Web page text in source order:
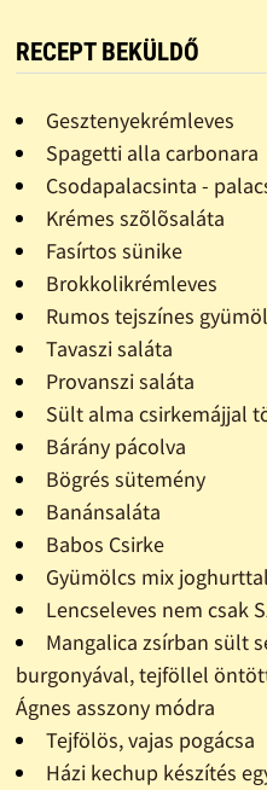
RECEPT BEKÜLDŐ
Gesztenyekrémleves
Spagetti alla carbonara
Csodapalacsinta -
Krémes szõlõsaláta
Fasírtos sünike
Brokkolikrémleves
Rumos tejszínes
Tavaszi saláta
Provanszi saláta
Sült alma csirkemájjal
Bárány pácolva
Bögrés sütemény
Banánsaláta
Babos Csirke
Gyümölcs mix joghurttal
Lencseleves nem csak
Mangalica zsírban sült
burgonyával, tejföllel
Ágnes asszony módra
Tejfölös, vajas pogácsa
Házi kechup készítés